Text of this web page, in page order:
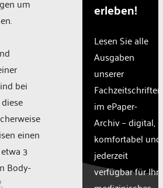
bei
einen
3
Body-
erleben!
Lesen Sie alle
Ausgaben
unserer
Fachzeitschriften
im ePaper-
Archiv – digital,
komfortabel und
jederzeit
verfügbar für Ihr